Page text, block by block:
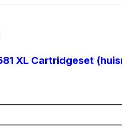
XL Cartridgeset